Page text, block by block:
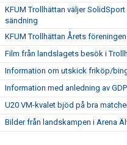
KFUM Trollhättan väljer
sändning
KFUM Trollhättan Årets föreningen
Film från landslagets besök i
Information om utskick friköp/
Information med anledning av
U20 VM-kvalet bjöd på bra
Bilder från landskampen i Arena